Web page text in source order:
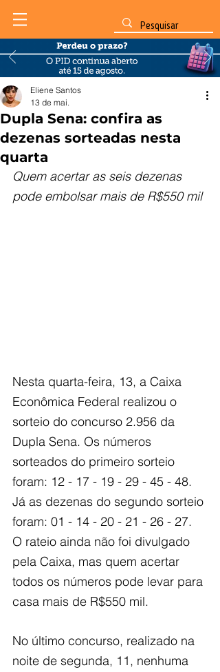
Dupla Sena: confira as
dezenas sorteadas nesta
quarta
Eliene Santos
13 de mai.
Quem acertar as seis dezenas
pode embolsar mais de R$550 mil
Nesta quarta-feira, 13, a Caixa
Econômica Federal realizou o
sorteio do concurso 2.956 da
Dupla Sena. Os números
sorteados do primeiro sorteio
foram: 12 - 17 - 19 - 29 - 45 - 48.
Já as dezenas do segundo sorteio
foram: 01 - 14 - 20 - 21 - 26 - 27.
O rateio ainda não foi divulgado
pela Caixa, mas quem acertar
todos os números pode levar para
casa mais de R$550 mil.
No último concurso, realizado na
noite de segunda, 11, nenhuma